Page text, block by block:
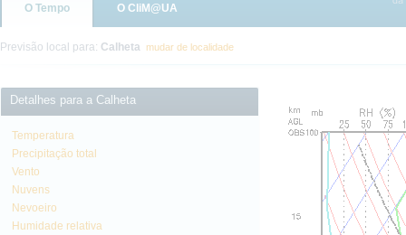
O Tempo O CliM@UA
Previsão local para: Calheta mudar de localidade
Detalhes para a Calheta
Temperatura
Precipitação total
Vento
Nuvens
Nevoeiro
Humidade relativa